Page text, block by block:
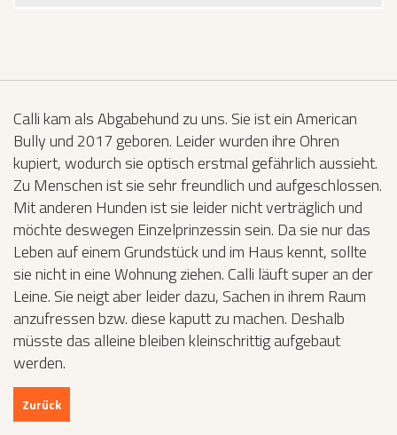
Calli kam als Abgabehund zu uns. Sie ist ein American
Bully und 2017 geboren. Leider wurden ihre Ohren
kupiert, wodurch sie optisch erstmal gefährlich aussieht.
Zu Menschen ist sie sehr freundlich und aufgeschlossen.
Mit anderen Hunden ist sie leider nicht verträglich und
möchte deswegen Einzelprinzessin sein. Da sie nur das
Leben auf einem Grundstück und im Haus kennt, sollte
sie nicht in eine Wohnung ziehen. Calli läuft super an der
Leine. Sie neigt aber leider dazu, Sachen in ihrem Raum
anzufressen bzw. diese kaputt zu machen. Deshalb
müsste das alleine bleiben kleinschrittig aufgebaut
werden.
Zurück